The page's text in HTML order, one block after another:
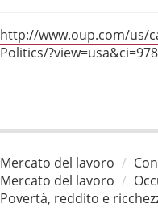
http://www.oup.com/us/
Politics/
Mercato del lavoro
Mercato del lavoro
Povertà, reddito e